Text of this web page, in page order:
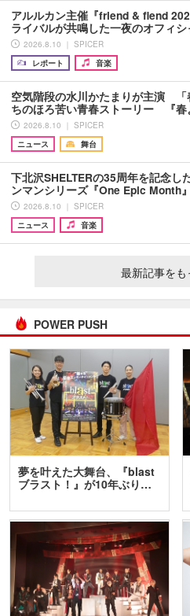
アルルカン主催『friend & fiend
ライバルが共鳴した一夜のオフィ
2026.8.10 ｜ SPICER
レポート
音楽
空気階段の水川かたまりが主演 「
ちのほろ苦い青春ストーリー 『
2026.8.10 ｜ SPICER
ニュース
舞台
下北沢SHELTERの35周年を記念し
ンマンシリーズ『One Epic Month
2026.8.10 ｜ SPICER
ニュース
音楽
最新記事をも
POWER PUSH
夢を叶えた大舞台、『blast
ブラスト！』が10年ぶり…